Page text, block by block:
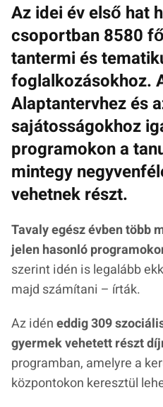
Az idei év első hat
csoportban 8580
tantermi és
foglalkozásokhoz.
Alaptantervhez és
sajátosságokhoz
programokon a
mintegy
vehetnek részt.
Tavaly egész évben több
jelen hasonló
szerint idén is legalább
majd számítani – írták.
Az idéneddig 309
gyermek vehetett részt
programban, amelyre a
központokon keresztül